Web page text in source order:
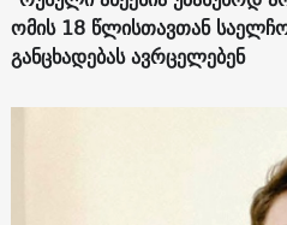
ომის 18 წლისთავთან
განცხადებას ავრცელებენ